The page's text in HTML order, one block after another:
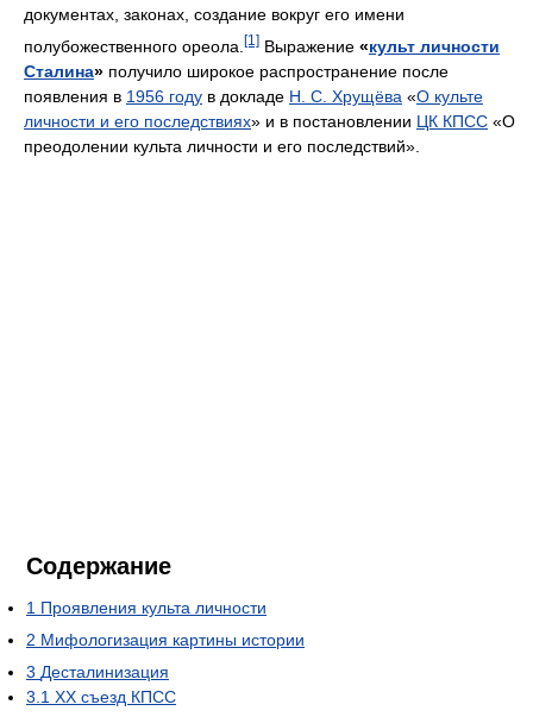
документах, законах, создание вокруг его имени
полубожественного ореола. [1] Выражение «культ личности
Сталина» получило широкое распространение после
появления в 1956 году в докладе Н. С. Хрущёва «О культе
личности и его последствиях» и в постановлении ЦК КПСС «О
преодолении культа личности и его последствий».
Содержание
1 Проявления культа личности
2 Мифологизация картины истории
3 Десталинизация
3.1 XX съезд КПСС